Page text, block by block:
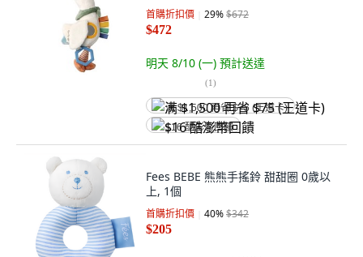
首購折扣價 29%$672
$472
明天 8/10 (一) 預計送達
(1)
满 $1,500 再省 $75 (王道卡)
$16 酷澎幣回饋
Fees BEBE 熊熊手搖鈴 甜甜圈 0歲以
上, 1個
首購折扣價 40%$342
$205